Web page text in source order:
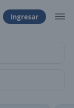
Ingresar